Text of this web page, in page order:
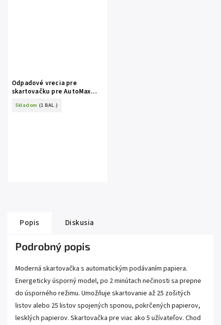
Odpadové vrecia pre
skartovačku pre AutoMax
Skladom (1 BAL.)
Popis Diskusia
Podrobný popis
Moderná skartovačka s automatickým podávaním papiera.
Energeticky úsporný model, po 2 minútach nečinosti sa prepne
do úsporného režimu. Umožňuje skartovanie až 25 zošitých
listov alebo 25 listov spojených sponou, pokrčených papierov,
lesklých papierov. Skartovačka pre viac ako 5 užívateľov. Chod